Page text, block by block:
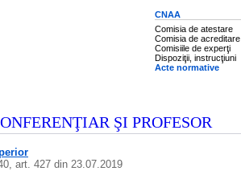
CNAA
Comisia de atestare
Comisia de acreditare
Comisiile de experţi
Dispoziţii, instrucţiuni
Acte normative
ŞI PROFESOR
art. 427 din 23.07.2019